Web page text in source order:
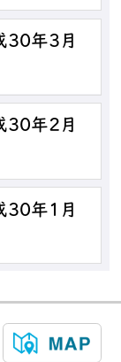
30年3月
30年2月
30年1月